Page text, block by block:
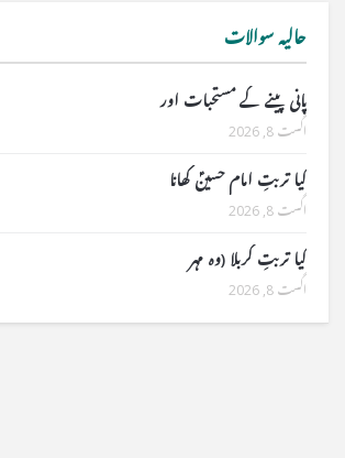
حالیہ سوالات
پانی پینے کے مستحبات اور
اگست 8, 2026
کیا تربتِ امام حسینؑ کھانا
اگست 8, 2026
کیا تربتِ کربلا (وہ مہر
اگست 8, 2026